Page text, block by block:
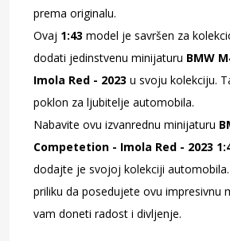
prema originalu.
Ovaj 1:43 model je savršen za
dodati jedinstvenu minijaturu BMW
Imola Red - 2023 u svoju kolekciju.
poklon za ljubitelje automobila.
Nabavite ovu izvanrednu minijaturu
Competetion - Imola Red - 2023
dodajte je svojoj kolekciji
priliku da posedujete ovu impresivnu
vam doneti radost i divljenje.